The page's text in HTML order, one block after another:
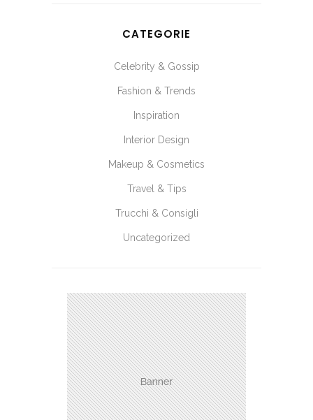
CATEGORIE
Celebrity & Gossip
Fashion & Trends
Inspiration
Interior Design
Makeup & Cosmetics
Travel & Tips
Trucchi & Consigli
Uncategorized
10% di SCONTO
Sul tuo primo ordine?
Iscriviti ora
per ricevere lo sconto!
Ottieni 10% di Sconto
No, grazie